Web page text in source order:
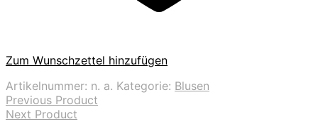
Zum Wunschzettel hinzufügen
Artikelnummer: n. a. Kategorie: Blusen
Previous Product
Next Product